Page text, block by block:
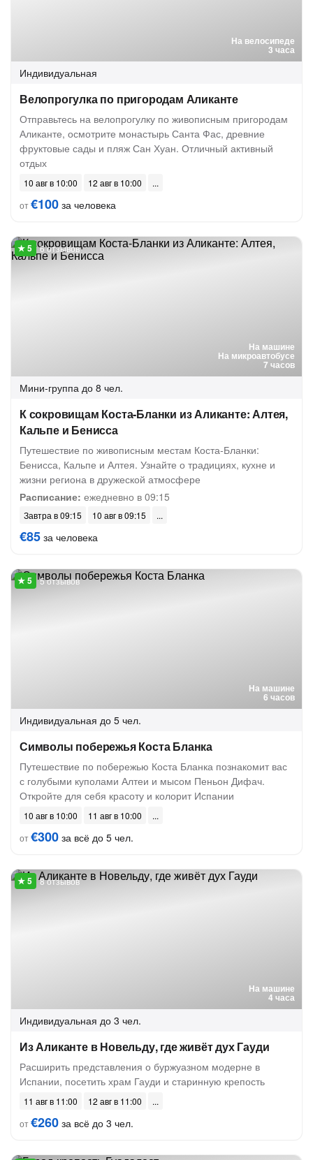
На велосипеде
3 часа
Индивидуальная
Велопрогулка по пригородам Аликанте
Отправьтесь на велопрогулку по живописным пригородам
Аликанте, осмотрите монастырь Санта Фас, древние
фруктовые сады и пляж Сан Хуан. Отличный активный
отдых
10 авг в 10:00
12 авг в 10:00
от€100 за человека
На машине
На микроавтобусе
7 часов
6 отзывов
Мини-группа до 8 чел.
К сокровищам Коста-Бланки из Аликанте: Алтея,
Кальпе и Бенисса
Путешествие по живописным местам Коста-Бланки:
Бенисса, Кальпе и Алтея. Узнайте о традициях, кухне и
жизни региона в дружеской атмосфере
Расписание: ежедневно в 09:15
Завтра в 09:15 10 авг в 09:15
€85 за человека
На машине
6 часов
5 отзывов
Индивидуальная до 5 чел.
Символы побережья Коста Бланка
Путешествие по побережью Коста Бланка познакомит вас
с голубыми куполами Алтеи и мысом Пеньон Дифач.
Откройте для себя красоту и колорит Испании
10 авг в 10:00
11 авг в 10:00
от€300 за всё до 5 чел.
На машине
4 часа
8 отзывов
Индивидуальная до 3 чел.
Из Аликанте в Новельду, где живёт дух Гауди
Расширить представления о буржуазном модерне в
Испании, посетить храм Гауди и старинную крепость
11 авг в 11:00
12 авг в 11:00
от€260 за всё до 3 чел.